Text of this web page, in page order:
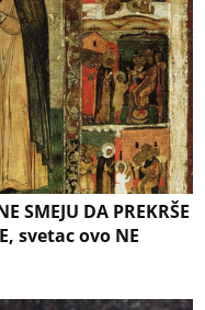
SMEJU DA PREKRŠE
svetac ovo NE